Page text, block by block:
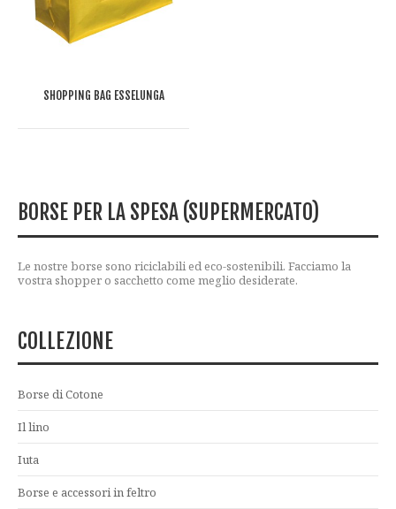
SHOPPING BAG ESSELUNGA
BORSE PER LA SPESA (SUPERMERCATO)
Le nostre borse sono riciclabili ed eco-sostenibili. Facciamo la
vostra shopper o sacchetto come meglio desiderate.
COLLEZIONE
Borse di Cotone
Il lino
Iuta
Borse e accessori in feltro